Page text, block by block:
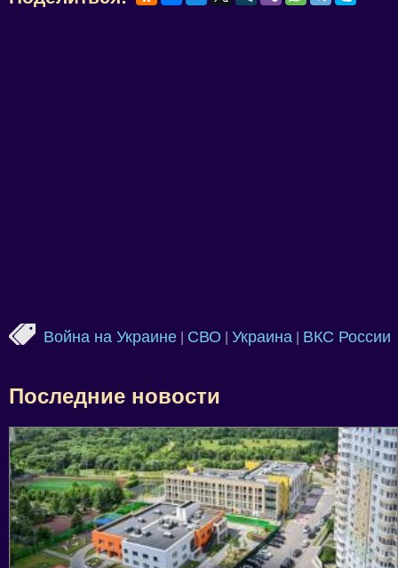
Война на Украине СВО Украина ВКС России
Последние новости